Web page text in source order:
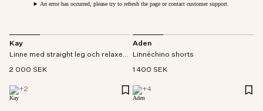
Kay
Linne med straight leg och relaxed fit byxor
2 000 SEK
+2
Aden
Linnéchino shorts
1 400 SEK
+4
An error has occurred, please try to refresh the page or contact customer support.